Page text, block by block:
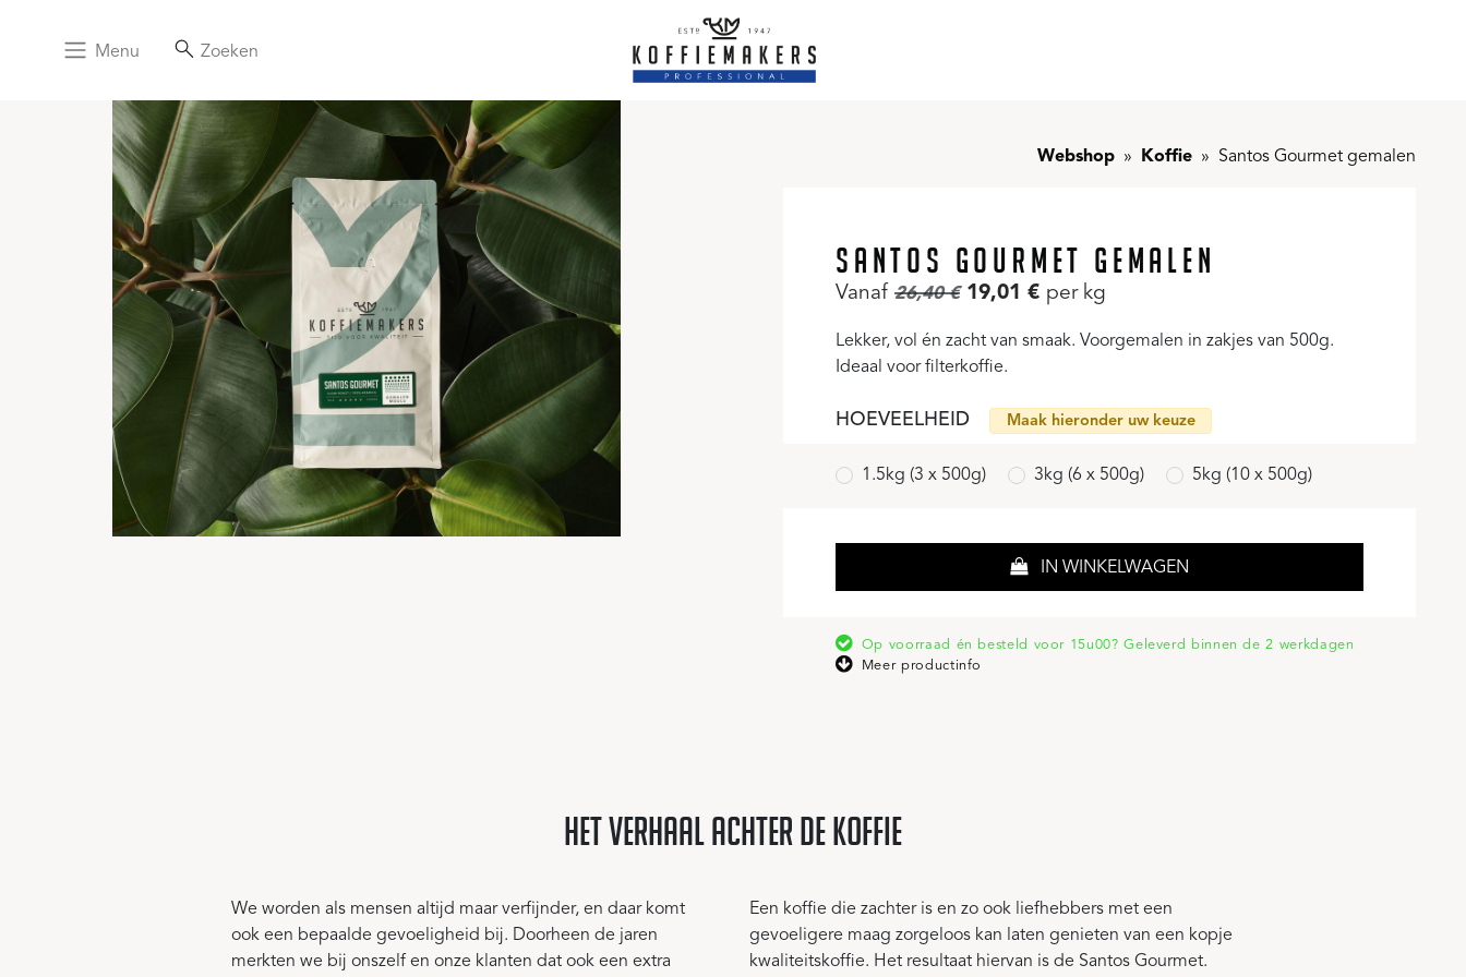
Menu Zoeken
Webshop Koffie Santos Gourmet gemalen
SANTOS GOURMET GEMALEN
Vanaf 26,40€ 19,01 € per kg
Lekker, vol én zacht van smaak. Voorgemalen in zakjes van 500g.
Ideaal voor filterkoffie.
HOEVEELHEID Maak hieronder uw keuze
1.5kg (3 x 500g) 3kg (6 x 500g) 5kg (10 x 500g)
IN WINKELWAGEN
Op voorraad én besteld voor 15u00? Geleverd binnen de 2 werkdagen
Meer productinfo
het verhaal achter de koffie
We worden als mensen altijd maar verfijnder, en daar komt
ook een bepaalde gevoeligheid bij. Doorheen de jaren
merkten we bij onszelf en onze klanten dat ook een extra
Een koffie die zachter is en zo ook liefhebbers met een
gevoeligere maag zorgeloos kan laten genieten van een kopje
kwaliteitskoffie. Het resultaat hiervan is de Santos Gourmet.